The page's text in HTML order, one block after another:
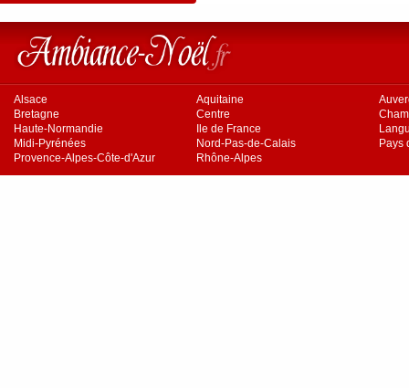
Alsace Aquitaine
Bretagne
Centre
Haute-Normandie
Ile de France
Midi-Pyrénées
Nord-Pas-de-Calais
Pays
Provence-Alpes-Côte-d'Azur
Rhône-Alpes